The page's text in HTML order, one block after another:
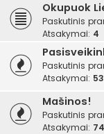
Okupuok
Paskutinis
Atsakymai: 4
Paskutinis
Atsakymai: 53
Mašinos!
Paskutinis
Atsakymai: 74